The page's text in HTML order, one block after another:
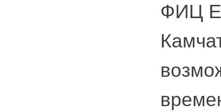
ФИЦ